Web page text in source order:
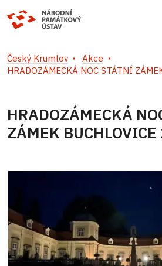
Český Krumlov
Akce
HRADOZÁMECKÁ NOC STÁTNÍ
HRADOZÁMECKÁ
ZÁMEK